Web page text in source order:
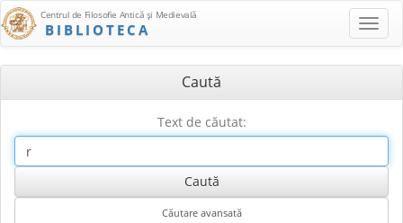
Centrul de Filosofie Antică şi Medievală
BIBLIOTECA
Caută
Text de căutat: